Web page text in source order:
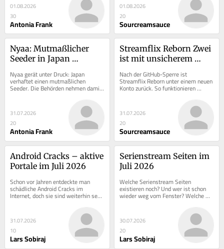
01.08.2026
30
Antonia Frank
01.08.2026
20
Sourcreamsauce
Nyaa: Mutmaßlicher
Seeder in Japan
eng
Nyaa gerät unter Druck: Japan
verhaftet einen mutmaßlichen
Seeder. Die Behörden nehmen damit
31.07.2026
20
Antonia Frank
Streamflix Reborn Zwei
ist mit unsicherem
Nach der GitHub-Sperre ist
Streamflix Reborn unter einem neuen
Konto zurück. So funktionieren
31.07.2026
20
Sourcreamsauce
Android Cracks – aktive
Portale im Juli 2026
Schon vor Jahren entdeckte man
schädliche Android Cracks im
Internet, doch sie sind weiterhin sehr
beliebt! Hier unser aktuelles Update.
31.07.2026
10
Lars Sobiraj
Serienstream Seiten im
Juli 2026
Welche Serienstream Seiten
existieren noch? Und wer ist schon
wieder weg vom Fenster? Welche
Gefahren eigentlich den Besuchern
30.07.2026
20
Lars Sobiraj